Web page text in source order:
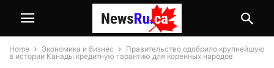
Home Экономика и бизнес
Правительство одобрило крупнейшую
в истории Канады кредитную гарантию для коренных народов